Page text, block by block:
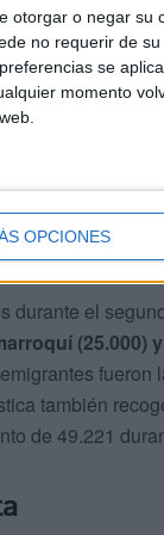
otorgar o negar su
no requerir de
se
momento
OPCIONES
0,10%, el
Vasco o
el
(25.000)
también
de 49.221